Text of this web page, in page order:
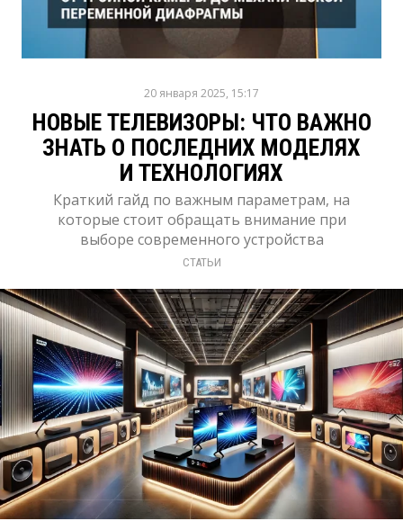
20 января 2025, 15:17
НОВЫЕ ТЕЛЕВИЗОРЫ: ЧТО ВАЖНО
ЗНАТЬ О ПОСЛЕДНИХ МОДЕЛЯХ
И ТЕХНОЛОГИЯХ
Краткий гайд по важным параметрам, на
которые стоит обращать внимание при
выборе современного устройства
СТАТЬИ